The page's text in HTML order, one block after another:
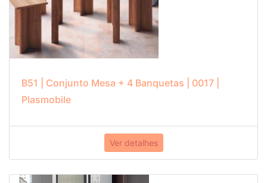
B51 | Conjunto Mesa + 4 Banquetas | 0017 |
Plasmobile
Ver detalhes